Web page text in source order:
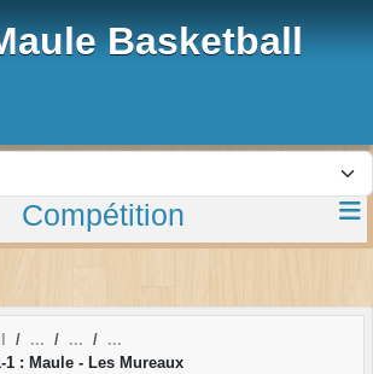
Basketball
Compétition
1 : Maule - Les Mureaux
des cookies